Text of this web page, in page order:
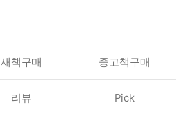
새책구매 중고책구매
리뷰 Pick